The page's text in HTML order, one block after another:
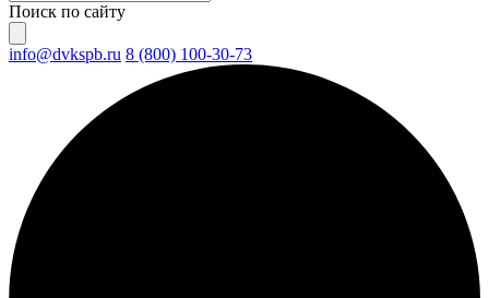
Поиск по сайту
info@dvkspb.ru 8 (800) 100-30-73